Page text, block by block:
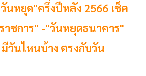
นหยุด"ครึ่งปีหลัง 2566 เช็ค
าชการ" -"วันหยุดธนาคาร"
วันไหนบ้าง ตรงกับวัน